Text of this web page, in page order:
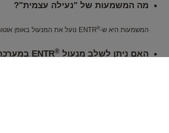
מה המשמעות של "נעילה עצמית"?
המשמעות היא ש-®ENTR נועל את המנעול באופן אוטומטי לחלוטין כאשר המערכת מזהה שהדלת סגורה. ניתן לכבות את הנעילה העצמית בכל עת על ידי שינוי ההגדרה ביחידת
האם ניתן לשלב מנעול ®ENTR במערכת נעילה קיימת?